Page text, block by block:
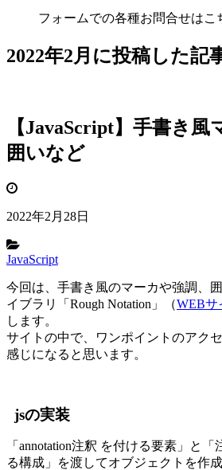
フォームでの各種お問合せはこ
2022年2月に投稿した記
【JavaScript】手書き風
囲いなど
2022年2月28日
JavaScript
今回は、手書き風のマーカや強調、
イブラリ「Rough Notation」（WEBサ
します。
サイトの中で、ワンポイントのアク
感じになると思います。
jsの実装
「annotation注釈 を付ける要素」と
る構成」を渡してオブジェクトを作成